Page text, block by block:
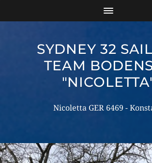
SYDNEY 32
TEAM
Nicoletta GER 6469 -